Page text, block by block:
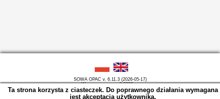
SOWA OPAC v. 6.11.3 (2026-05-17)
Wygenerowano w 0,2230 s.
Ta strona korzysta z ciasteczek. Do poprawnego działania wymagana
jest akceptacja użytkownika.